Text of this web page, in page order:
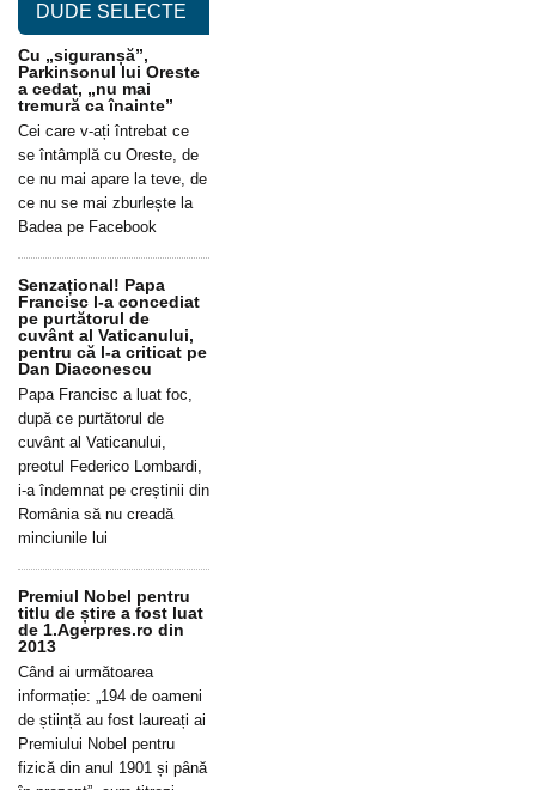
DUDE SELECTE
Cu „siguranșă”,
Parkinsonul lui Oreste
a cedat, „nu mai
tremură ca înainte”
Cei care v-ați întrebat ce
se întâmplă cu Oreste, de
ce nu mai apare la teve, de
ce nu se mai zburlește la
Badea pe Facebook
Senzațional! Papa
Francisc l-a concediat
pe purtătorul de
cuvânt al Vaticanului,
pentru că l-a criticat pe
Dan Diaconescu
Papa Francisc a luat foc,
după ce purtătorul de
cuvânt al Vaticanului,
preotul Federico Lombardi,
i-a îndemnat pe creștinii din
România să nu creadă
minciunile lui
Premiul Nobel pentru
titlu de știre a fost luat
de 1.Agerpres.ro din
2013
Când ai următoarea
informație: „194 de oameni
de știință au fost laureați ai
Premiului Nobel pentru
fizică din anul 1901 și până